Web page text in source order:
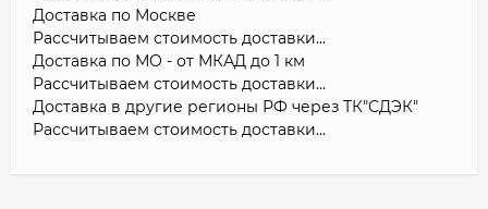
Доставка по Москве
Рассчитываем стоимость доставки...
Доставка по МО - от МКАД до 1 км
Рассчитываем стоимость доставки...
Доставка в другие регионы РФ через ТК"СДЭК"
Рассчитываем стоимость доставки...